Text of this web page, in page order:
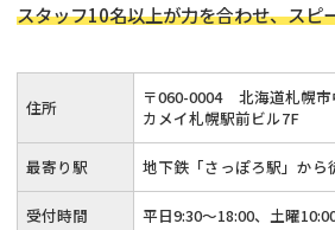
スタッフ10名以上が力を合わせ、スピ
します。初回相談は120分無料、
です。土曜日も営業しており、事前予
皆様のご都合に合わせ相談日時を設定
金問題にお困りの方は、ぜひ当事務所
住所 〒060-0004
北海道札幌
カメイ札幌駅前ビル7F
最寄り駅 地下鉄「さっぽろ駅」から
受付時間 平日9:30〜18:00、土曜